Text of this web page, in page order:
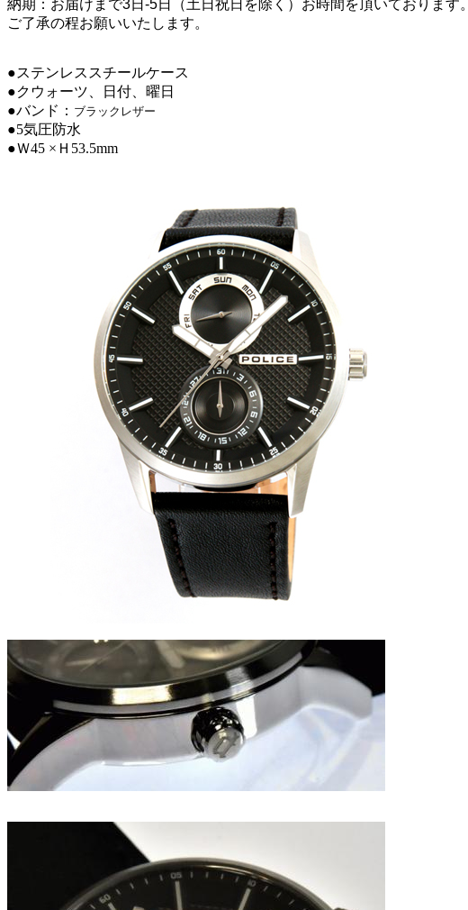
納期：お届けまで3日-5日（土日祝日を除く）お時間を頂いております。
ご了承の程お願いいたします。
●ステンレススチールケース
●クウォーツ、日付、曜日
●バンド： ブラックレザー
●5気圧防水
●Ｗ45 ×Ｈ53.5mm